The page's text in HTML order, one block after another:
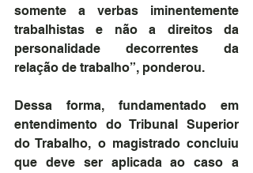
somente a verbas iminentemente
trabalhistas e não a direitos da
personalidade decorrentes da
relação de trabalho”, ponderou.
Dessa forma, fundamentado em
entendimento do Tribunal Superior
do Trabalho, o magistrado concluiu
que deve ser aplicada ao caso a